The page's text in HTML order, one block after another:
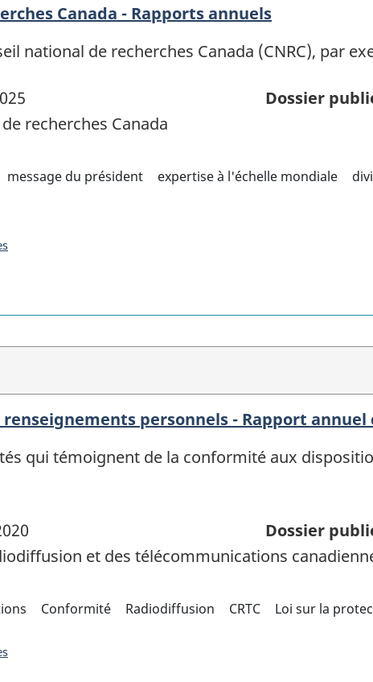
Canada - Rapports annuels
national de recherches Canada (CNRC), par
Dossier
recherches Canada
message du président expertise à l'échelle mondiale
personnels - Rapport annuel
qui témoignent de la conformité aux
Dossier
et des télécommunications
Conformité Radiodiffusion CRTC Loi sur la